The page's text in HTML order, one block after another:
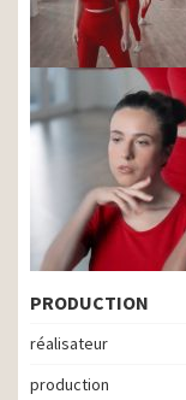
PRODUCTION
réalisateur
production